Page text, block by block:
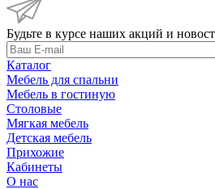
Будьте в курсе наших акций и
Каталог
Мебель для спальни
Мебель в гостиную
Столовые
Мягкая мебель
Детская мебель
Прихожие
Кабинеты
О нас